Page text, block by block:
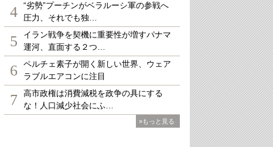
4
“劣勢”プーチンがベラルーシ軍の参戦へ
圧力、それでも独…
5
イラン戦争を契機に重要性が増すパナマ
運河、直面する２つ…
6
ペルチェ素子が開く新しい世界、ウェア
ラブルエアコンに注目
7
高市政権は消費減税を政争の具にする
な！人口減少社会にふ…
»もっと見る